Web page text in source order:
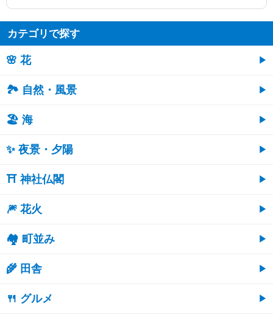
カテゴリで探す
🌸 花
🏞️ 自然・風景
🏖 海
✨ 夜景・夕陽
⛩ 神社仏閣
🎆 花火
🏘 町並み
🌾 田舎
🍴 グルメ